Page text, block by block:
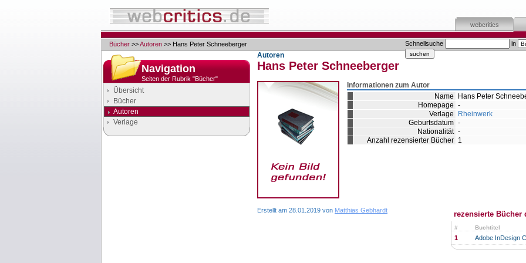
webcritics
Schnellsuche in
Bücher >>Autoren >> Hans Peter Schneeberger
Navigation
Seiten der Rubrik "Bücher"
Übersicht
Bücher
Autoren
Verlage
Autoren
Hans Peter Schneeberger
Informationen zum Autor
Name
Hans Peter
Homepage -
Verlage
Rheinwerk
Geburtsdatum -
Nationalität -
Anzahl rezensierter Bücher 1
rezensierte Bücher
# Buchtitel
1 Adobe InDesign
Erstellt am 28.01.2019 von Matthias Gebhardt